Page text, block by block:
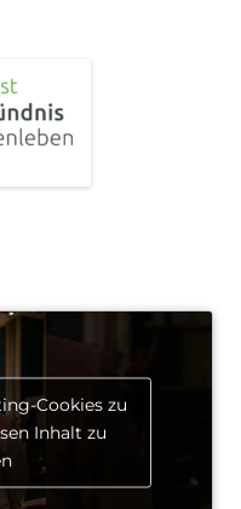
Cookies zu
Inhalt zu